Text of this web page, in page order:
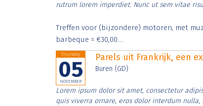
rutrum lorem imperdiet. Nunc ut sem vitae
Treffen voor (bijzondere) motoren, met
barbeque = €30,00....
Thursday
05
NOVEMBER
Parels uit Frankrijk, een
Buren (GD)
Lorem ipsum dolor sit amet, consectetur
quis viverra ornare, eros dolor interdum